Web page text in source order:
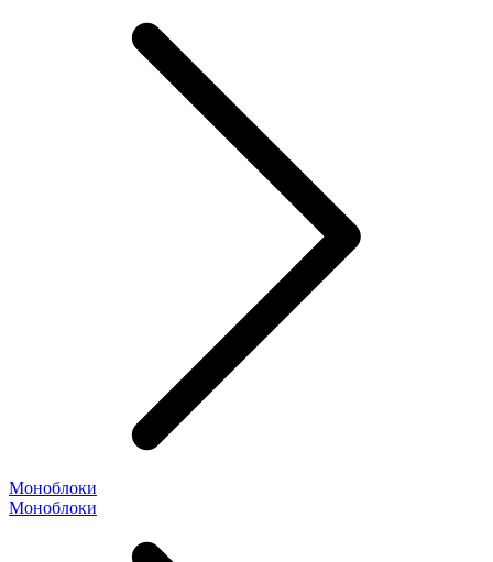
Моноблоки
Моноблоки